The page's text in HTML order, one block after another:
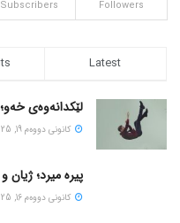
Followers
Subscribers
Latest
لێکدانەوەی
كانونی دووه‌م 19, 2025
پیره میرد؛ ژیان
كانونی دووه‌م 16, 2025